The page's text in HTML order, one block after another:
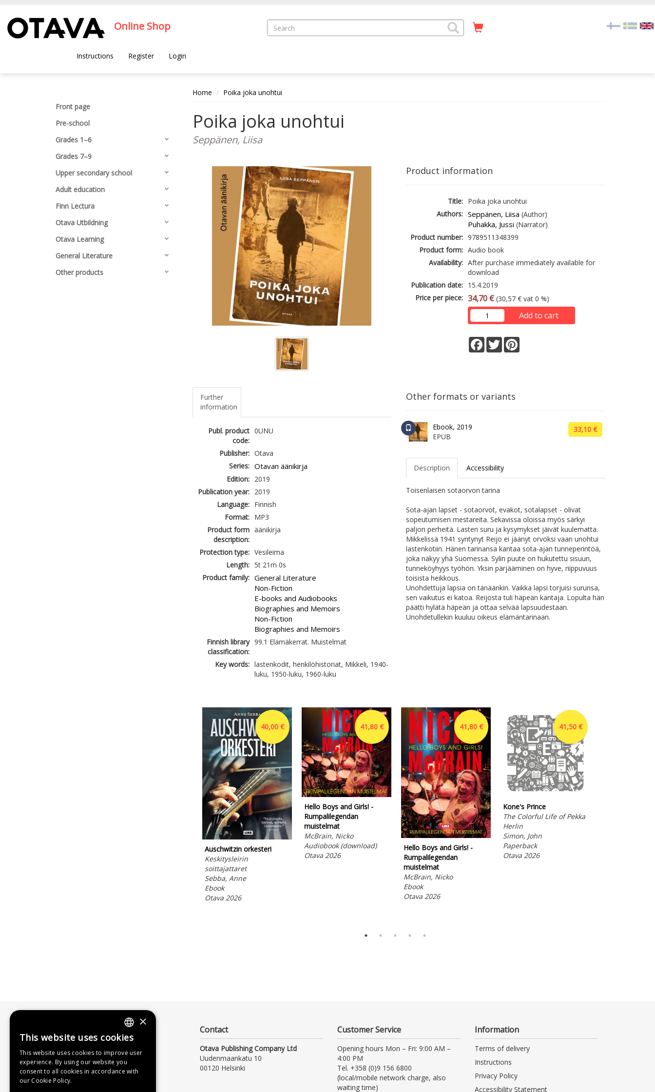
Online Shop
Instructions Register Login
Front page
Pre-school
Grades 1–6
Grades 7–9
Upper secondary school
Adult education
Finn Lectura
Otava Utbildning
Otava Learning
General Literature
Other products
Home Poika joka unohtui
Poika joka unohtui
Seppänen, Liisa
Product information
Title: Poika joka unohtui
Authors: Seppänen, Liisa (Author)
Puhakka, Jussi (Narrator)
Product number: 9789511348399
Product form: Audio book
Availability: After purchase immediately available for
download
Publication date: 15.4.2019
Price per piece: 34,70 € (30,57 € vat 0 %)
Add to cart
Facebook
Twitter
Further
information
Publ. product
code:
0UNU
Publisher: Otava
Series: Otavan äänikirja
Edition:
2019
Publication year:
2019
Language:
Finnish
Format:
MP3
Product form
description:
äänikirja
Protection type: Vesileima
Length: 5t 21m 0s
Product family: General Literature
Non-Fiction
E-books and Audiobooks
Biographies and Memoirs
Non-Fiction
Biographies and Memoirs
Finnish library
classification:
99.1 Elämäkerrat. Muistelmat
Key words: lastenkodit, henkilöhistoriat, Mikkeli, 1940-
luku, 1950-luku, 1960-luku
Other formats or variants
Ebook, 2019
EPUB
33,10 €
Description Accessibility
Toisenlaisen sotaorvon tarina
Sota-ajan lapset - sotaorvot, evakot, sotalapset - olivat
sopeutumisen mestareita. Sekavissa oloissa myös särkyi
paljon perheitä. Lasten suru ja kysymykset jäivät kuulematta.
Mikkelissä 1941 syntynyt Reijo ei jäänyt orvoksi vaan unohtui
lastenkotiin. Hänen tarinansa kantaa sota-ajan tunneperintöä,
joka näkyy yhä Suomessa. Sylin puute on hukutettu sisuun,
tunneköyhyys työhön. Yksin pärjääminen on hyve, riippuvuus
toisista heikkous.
Unohdettuja lapsia on tänäänkin. Vaikka lapsi torjuisi surunsa,
sen vaikutus ei katoa. Reijosta tuli häpeän kantaja. Lopulta hän
päätti hylätä häpeän ja ottaa selvää lapsuudestaan.
Unohdetullekin kuuluu oikeus elämäntarinaan.
40,00 €
Auschwitzin orkesteri
Keskitysleirin
soittajattaret
Sebba, Anne
Ebook
Otava 2026
41,80 €
Hello Boys and Girls! -
Rumpalilegendan
muistelmat
McBrain, Nicko
Audiobook (download)
Otava 2026
41,80 €
Hello Boys and Girls! -
Rumpalilegendan
muistelmat
McBrain, Nicko
Ebook
Otava 2026
41,50 €
Kone's Prince
The Colorful Life of Pekka
Herlin
Simon, John
Paperback
Otava 2026
Contact
Otava Publishing Company Ltd
Uudenmaankatu 10
00120 Helsinki
Customer Service
Opening hours Mon – Fri: 9:00 AM –
4:00 PM
Tel. +358 (0)9 156 6800
(local/mobile network charge, also
waiting time)
Information
Terms of delivery
Instructions
Privacy Policy
Accessibility Statement
FINNISH
SWEDISH
ENGLISH
×
This website uses cookies
This website uses cookies to improve user
experience. By using our website you
consent to all cookies in accordance with
our Cookie Policy.